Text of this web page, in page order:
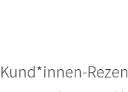
Kund*innen-